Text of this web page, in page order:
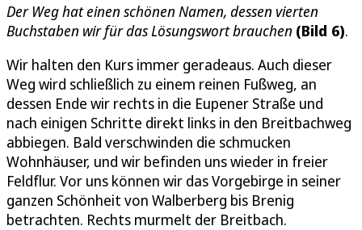
Der Weg hat einen schönen Namen, dessen vierten
Buchstaben wir für das Lösungswort brauchen (Bild 6).
Wir halten den Kurs immer geradeaus. Auch dieser
Weg wird schließlich zu einem reinen Fußweg, an
dessen Ende wir rechts in die Eupener Straße und
nach einigen Schritte direkt links in den Breitbachweg
abbiegen. Bald verschwinden die schmucken
Wohnhäuser, und wir befinden uns wieder in freier
Feldflur. Vor uns können wir das Vorgebirge in seiner
ganzen Schönheit von Walberberg bis Brenig
betrachten. Rechts murmelt der Breitbach.